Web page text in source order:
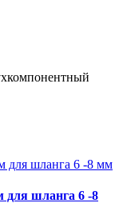
для шланга 6 -8